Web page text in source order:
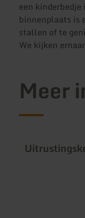
een kinderbedje
binnenplaats is
stallen of te
We kijken
Meer